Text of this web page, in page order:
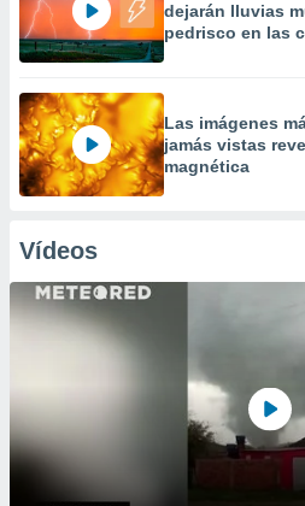
dejarán lluvias
pedrisco en las
Las imágenes
jamás vistas
magnética
Vídeos